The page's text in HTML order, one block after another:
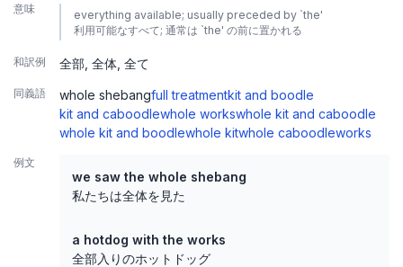
意味
everything available; usually preceded by `the'
利用可能なすべて; 通常は `the' の前に置かれる
和訳例 全部 全体 全て
同義語 whole shebangfull treatmentkit and boodle
kit and caboodlewhole workswhole kit and caboodle
whole kit and boodlewhole kitwhole caboodleworks
例文
we saw the whole shebang
私たちは全体を見た
a hotdog with the works
全部入りのホットドッグ